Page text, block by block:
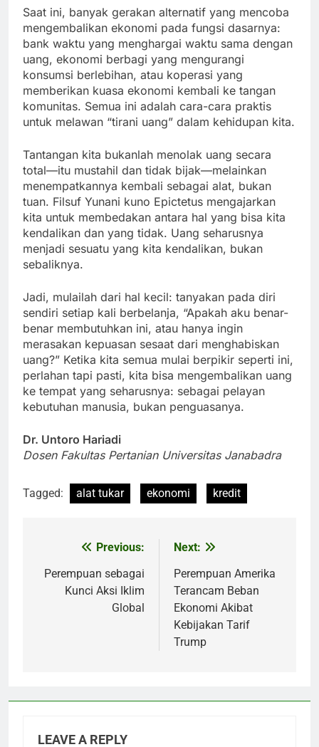
Saat ini, banyak gerakan alternatif yang mencoba
mengembalikan ekonomi pada fungsi dasarnya:
bank waktu yang menghargai waktu sama dengan
uang, ekonomi berbagi yang mengurangi
konsumsi berlebihan, atau koperasi yang
memberikan kuasa ekonomi kembali ke tangan
komunitas. Semua ini adalah cara-cara praktis
untuk melawan “tirani uang” dalam kehidupan kita.
Tantangan kita bukanlah menolak uang secara
total—itu mustahil dan tidak bijak—melainkan
menempatkannya kembali sebagai alat, bukan
tuan. Filsuf Yunani kuno Epictetus mengajarkan
kita untuk membedakan antara hal yang bisa kita
kendalikan dan yang tidak. Uang seharusnya
menjadi sesuatu yang kita kendalikan, bukan
sebaliknya.
Jadi, mulailah dari hal kecil: tanyakan pada diri
sendiri setiap kali berbelanja, “Apakah aku benar-
benar membutuhkan ini, atau hanya ingin
merasakan kepuasan sesaat dari menghabiskan
uang?” Ketika kita semua mulai berpikir seperti ini,
perlahan tapi pasti, kita bisa mengembalikan uang
ke tempat yang seharusnya: sebagai pelayan
kebutuhan manusia, bukan penguasanya.
Dr. Untoro Hariadi
Dosen Fakultas Pertanian Universitas Janabadra
Tagged: alat tukar ekonomi kredit
navigation
Previous:
Perempuan sebagai
Kunci Aksi Iklim
Global
Next:
Perempuan Amerika
Terancam Beban
Ekonomi Akibat
Kebijakan Tarif
Trump
LEAVE A REPLY